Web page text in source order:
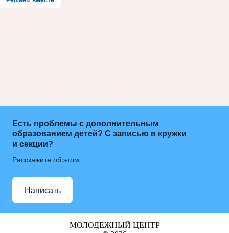
Есть проблемы с дополнительным
образованием детей? С записью в кружки
и секции?
Расскажите об этом
Написать
МОЛОДЕЖНЫЙ ЦЕНТР